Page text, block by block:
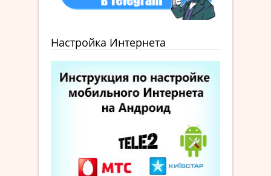
Настройка Интернета